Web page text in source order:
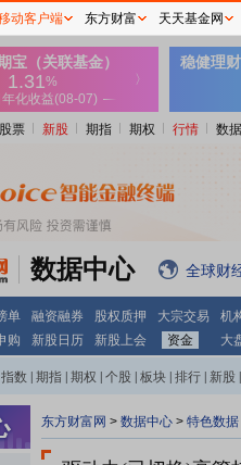
股票 新股 期指 期权 行情 数据
数据中心 全球财
单 融资融券 股权质押 大宗交易 机
购 新股日历 新股上会 资金 大
指数 期指 期权 个股 板块 排行 新股
东方财富网 > 数据中心 > 特色数据
动客户端 东方财富 天天基金网